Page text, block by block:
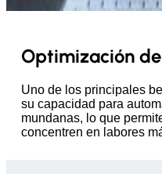
Optimización
Uno de los principales
su capacidad para
mundanas, lo que
concentren en labores